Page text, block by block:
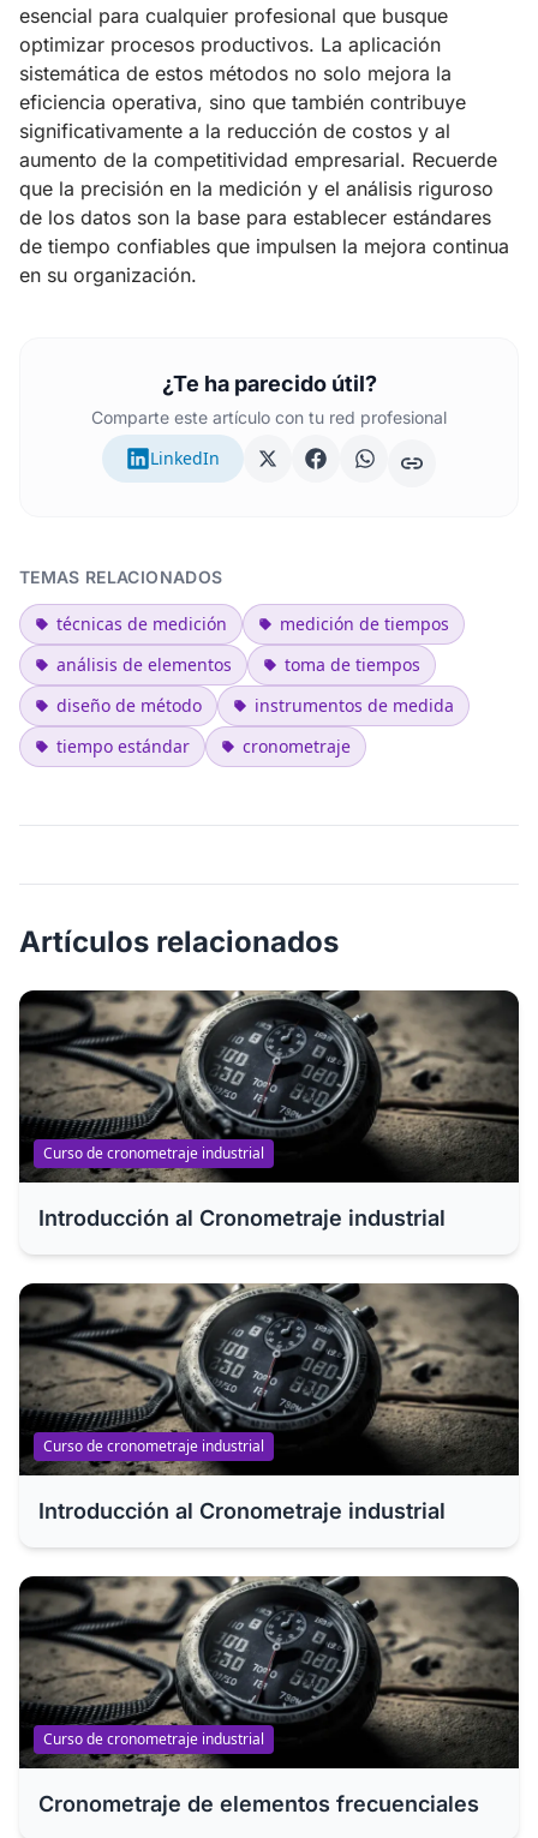
esencial para cualquier profesional que busque
optimizar procesos productivos. La aplicación
sistemática de estos métodos no solo mejora la
eficiencia operativa, sino que también contribuye
significativamente a la reducción de costos y al
aumento de la competitividad empresarial. Recuerde
que la precisión en la medición y el análisis riguroso
de los datos son la base para establecer estándares
de tiempo confiables que impulsen la mejora continua
en su organización.
¿Te ha parecido útil?
Comparte este artículo con tu red profesional
LinkedIn
TEMAS RELACIONADOS
técnicas de medición
medición de tiempos
análisis de elementos
toma de tiempos
diseño de método
instrumentos de medida
tiempo estándar
cronometraje
Artículos relacionados
Curso de cronometraje industrial
Introducción al Cronometraje industrial
Curso de cronometraje industrial
Introducción al Cronometraje industrial
Curso de cronometraje industrial
Cronometraje de elementos frecuenciales